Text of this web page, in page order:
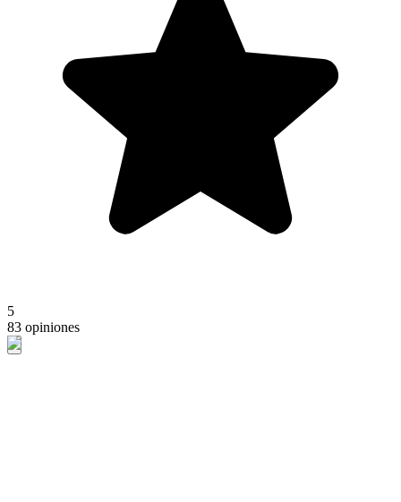
5
83 opiniones